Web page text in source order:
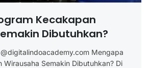
Kecakapan
Dibutuhkan?
Mengapa
Wirausaha Semakin Dibutuhkan? Di